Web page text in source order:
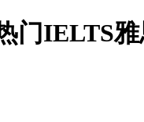
IELTS雅